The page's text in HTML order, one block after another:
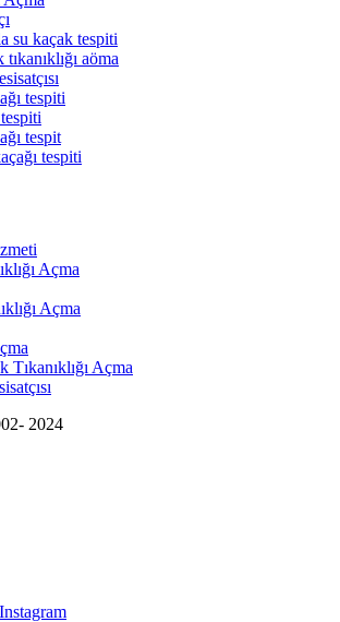
su kaçak tespiti
aöma
tespiti
tespit
tespiti
Açma
Açma
Açma
2024
Instagram